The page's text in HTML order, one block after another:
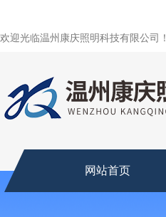
欢迎光临温州康庆照明科技有限公司！
网站首页